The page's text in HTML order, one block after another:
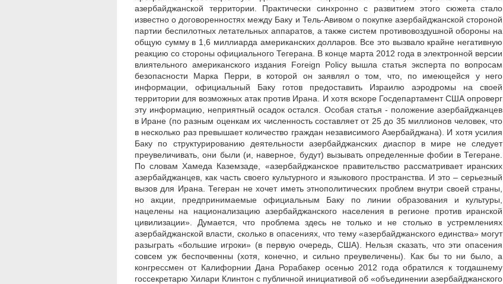
азербайджанской территории. Практически синхронно с развитием этого сюжета стало
известно о договоренностях между Баку и Тель-Авивом о покупке азербайджанской стороной
партии беспилотных летательных аппаратов, а также систем противовоздушной обороны на
общую сумму в 1,6 миллиарда американских долларов. Все это вызвало крайне негативную
реакцию со стороны официального Тегерана. В конце марта 2012 года в электронной версии
влиятельного американского издания Foreign Policy вышла статья эксперта по вопросам
безопасности Марка Перри, в которой он заявлял о том, что, по имеющейся у него
информации, официальный Баку готов предоставить Израилю аэродромы на своей
территории для возможных атак против Ирана. И хотя вскоре Госдепартамент США опроверг
эту информацию, неприятный осадок остался. Особая статья - положение азербайджанцев
в Иране (по разным оценкам их численность составляет от 25 до 35 миллионов человек, что
в несколько раз превышает количество граждан независимого Азербайджана). И хотя усилия
Баку по структурированию деятельности азербайджанских диаспор в мире не следует
преувеличивать, они были (и, наверное, будут) вызывать определенные фобии в Тегеране.
По словам Хамеда Каземзаде, «азербайджанское правительство рассматривает иранских
азербайджанцев, как часть своего культурного и языкового пространства. И это – серьезный
вызов для Ирана. Тегеран не хочет иметь этнополитических проблем внутри своей страны,
но акции, предпринимаемые официальным Баку по линии образования и культуры,
нацелены на национализацию азербайджанского населения в регионе против иранской
цивилизации». Думается, что проблема здесь не только и не столько в устремлениях
азербайджанской власти, сколько в опасениях, что тему «азербайджанского единства» могут
разыграть «большие игроки» (в первую очередь, США). Нельзя сказать, что эти опасения
совсем уж беспочвенны (хотя, конечно, и сильно преувеличены). Как бы то ни было, а
конгрессмен от Калифорнии Дана Рорабакер осенью 2012 года обратился к тогдашнему
госсекретарю Хилари Клинтон с публичной инициативой об «объединении азербайджанского